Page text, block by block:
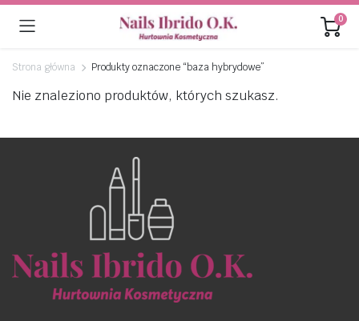
0
Strona główna Produkty oznaczone “baza hybrydowe”
Nie znaleziono produktów, których szukasz.